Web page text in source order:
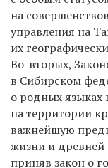
на
управления на
их
Во-вторых,
в Сибирском
о родных
на территории
важнейшую
жизни и древней
приняв закон о